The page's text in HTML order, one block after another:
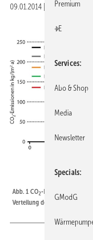
09.01.2014 Veröffentlicht in
Abb. 1 CO2-Emissionen bei
Verteilung der Emissionen
Premium
+E
Services
Abo & Shop
Media
Newsletter
Specials
GModG